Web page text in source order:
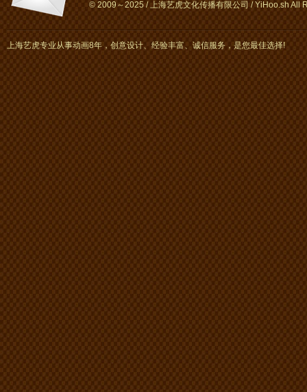
© 2009～2025 / 上海艺虎文化传播有限公司 / YiHoo.sh All
上海艺虎专业从事动画8年，创意设计、经验丰富、诚信服务，是您最佳选择!